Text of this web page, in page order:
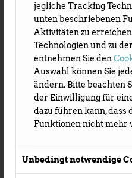
jegliche Tracking
unten beschriebenen
Aktivitäten zu
Technologien und zu
entnehmen Sie den
Auswahl können Sie
ändern. Bitte beachten
der Einwilligung für
dazu führen kann, dass
Funktionen nicht mehr
Unbedingt notwendige